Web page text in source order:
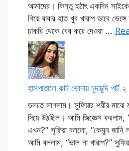
আমাদের। কিন্তু হঠাৎ একদিন
গিয়ে বাবার হাত খুব খারাপ ভাবে
চাকরি থেকে বের করে দেওয়া ...
হাসপাতালে কচি ভোদায় চুদাচুদি পার্ট ২
ডলতে লাগলাম। সুফিয়ার শরীর মাঝে
দিয়ে উঠছিল। আমি জিজ্ঞেস করলাম,
এখন?” সুফিয়া বললো, “কেমুন জানি
আমি বললাম, “ভাল না খারাপ?”